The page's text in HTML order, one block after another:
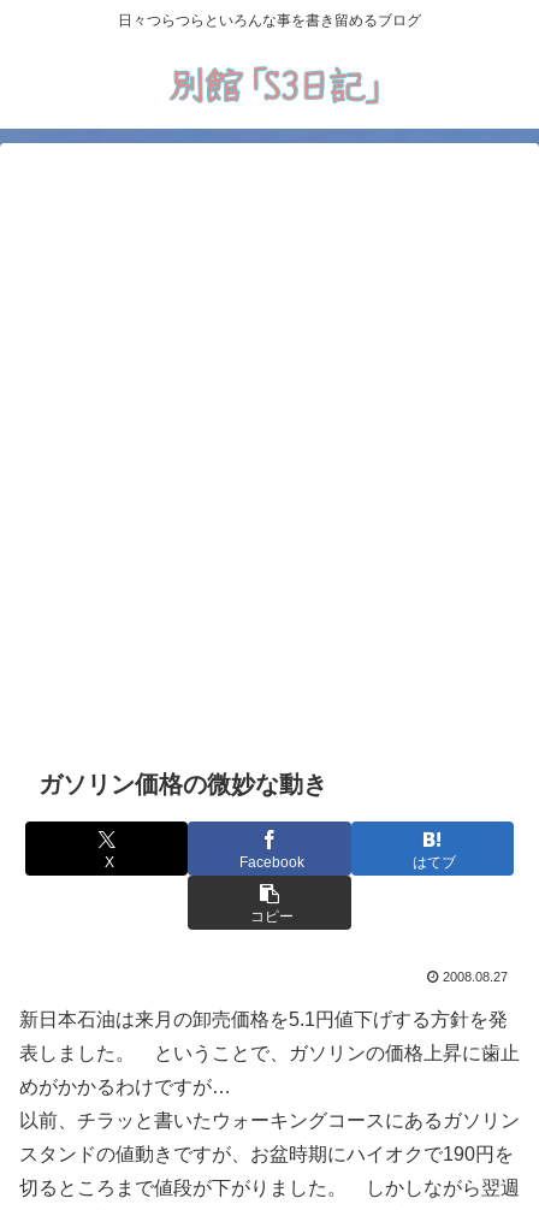
日々つらつらといろんな事を書き留めるブログ
ガソリン価格の微妙な動き
X Facebook はてブ
コピー
2008.08.27
新日本石油は来月の卸売価格を5.1円値下げする方針を発
表しました。 ということで、ガソリンの価格上昇に歯止
めがかかるわけですが…
以前、チラッと書いたウォーキングコースにあるガソリン
スタンドの値動きですが、お盆時期にハイオクで190円を
切るところまで値段が下がりました。 しかしながら翌週